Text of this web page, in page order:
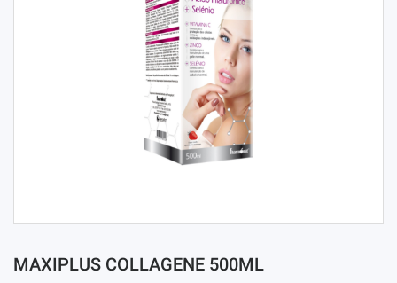
MAXIPLUS COLLAGENE 500ML